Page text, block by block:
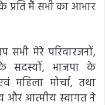
प्रति मैं सभी का आभार
मेरे परिवारजनों,
सदस्यों, भाजपा के
महिला मोर्चा, तथा
और आत्मीय स्वागत ने